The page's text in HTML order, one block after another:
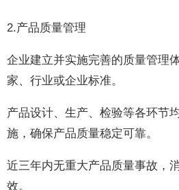
2.产品质量管理
企业建立并实施完善的质量管理
家、行业或企业标准。
产品设计、生产、检验等各环节
施，确保产品质量稳定可靠。
近三年内无重大产品质量事故，
效。